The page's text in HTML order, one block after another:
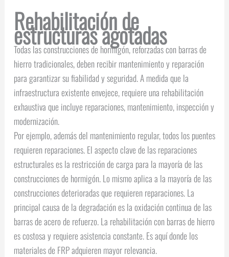
Rehabilitación de
estructuras agotadas
Todas las construcciones de hormigón, reforzadas con barras de
hierro tradicionales, deben recibir mantenimiento y reparación
para garantizar su fiabilidad y seguridad. A medida que la
infraestructura existente envejece, requiere una rehabilitación
exhaustiva que incluye reparaciones, mantenimiento, inspección y
modernización.
Por ejemplo, además del mantenimiento regular, todos los puentes
requieren reparaciones. El aspecto clave de las reparaciones
estructurales es la restricción de carga para la mayoría de las
construcciones de hormigón. Lo mismo aplica a la mayoría de las
construcciones deterioradas que requieren reparaciones. La
principal causa de la degradación es la oxidación continua de las
barras de acero de refuerzo. La rehabilitación con barras de hierro
es costosa y requiere asistencia constante. Es aquí donde los
materiales de FRP adquieren mayor relevancia.